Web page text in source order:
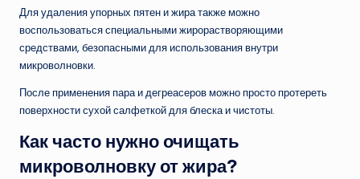
Для удаления упорных пятен и жира также можно
воспользоваться специальными жирорастворяющими
средствами, безопасными для использования внутри
микроволновки.
После применения пара и дегреасеров можно просто протереть
поверхности сухой салфеткой для блеска и чистоты.
Как часто нужно очищать
микроволновку от жира?